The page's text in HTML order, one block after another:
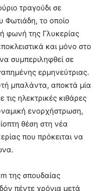
τραγούδι σε
Φωτιάδη, το οποίο
φωνή της Γλυκερίας
και μόνο στο
συμπεριληφθεί σε
ερμηνεύτριας.
μπαλάντα, αποκτά μία
ηλεκτρικές κιθάρες
ενορχήστρωση,
θέση στη νέα
που πρόκειται να
της σπουδαίας
πέντε χρόνια μετά